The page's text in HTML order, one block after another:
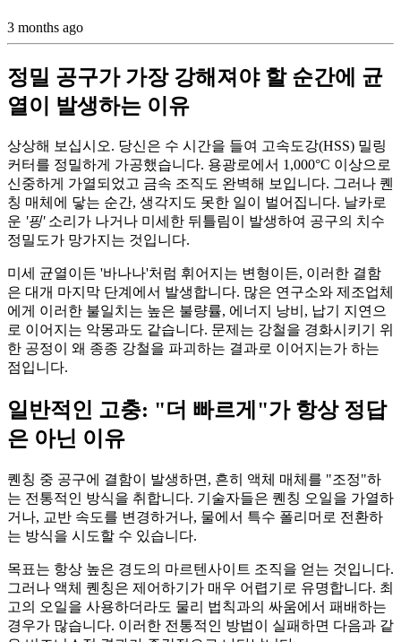
3 months ago
정밀 공구가 가장 강해져야 할 순간에 균
열이 발생하는 이유
상상해 보십시오. 당신은 수 시간을 들여 고속도강(HSS) 밀링
커터를 정밀하게 가공했습니다. 용광로에서 1,000°C 이상으로
신중하게 가열되었고 금속 조직도 완벽해 보입니다. 그러나 퀜
칭 매체에 닿는 순간, 생각지도 못한 일이 벌어집니다. 날카로
운 '핑'소리가 나거나 미세한 뒤틀림이 발생하여 공구의 치수
정밀도가 망가지는 것입니다.
미세 균열이든 '바나나'처럼 휘어지는 변형이든, 이러한 결함
은 대개 마지막 단계에서 발생합니다. 많은 연구소와 제조업체
에게 이러한 불일치는 높은 불량률, 에너지 낭비, 납기 지연으
로 이어지는 악몽과도 같습니다. 문제는 강철을 경화시키기 위
한 공정이 왜 종종 강철을 파괴하는 결과로 이어지는가 하는
점입니다.
일반적인 고충: "더 빠르게"가 항상 정답
은 아닌 이유
퀜칭 중 공구에 결함이 발생하면, 흔히 액체 매체를 "조정"하
는 전통적인 방식을 취합니다. 기술자들은 퀜칭 오일을 가열하
거나, 교반 속도를 변경하거나, 물에서 특수 폴리머로 전환하
는 방식을 시도할 수 있습니다.
목표는 항상 높은 경도의 마르텐사이트 조직을 얻는 것입니다.
그러나 액체 퀜칭은 제어하기가 매우 어렵기로 유명합니다. 최
고의 오일을 사용하더라도 물리 법칙과의 싸움에서 패배하는
경우가 많습니다. 이러한 전통적인 방법이 실패하면 다음과 같